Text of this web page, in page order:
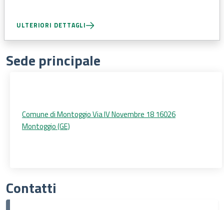
ULTERIORI DETTAGLI
Sede principale
Comune di Montoggio Via IV Novembre 18 16026
Montoggio (GE)
Contatti